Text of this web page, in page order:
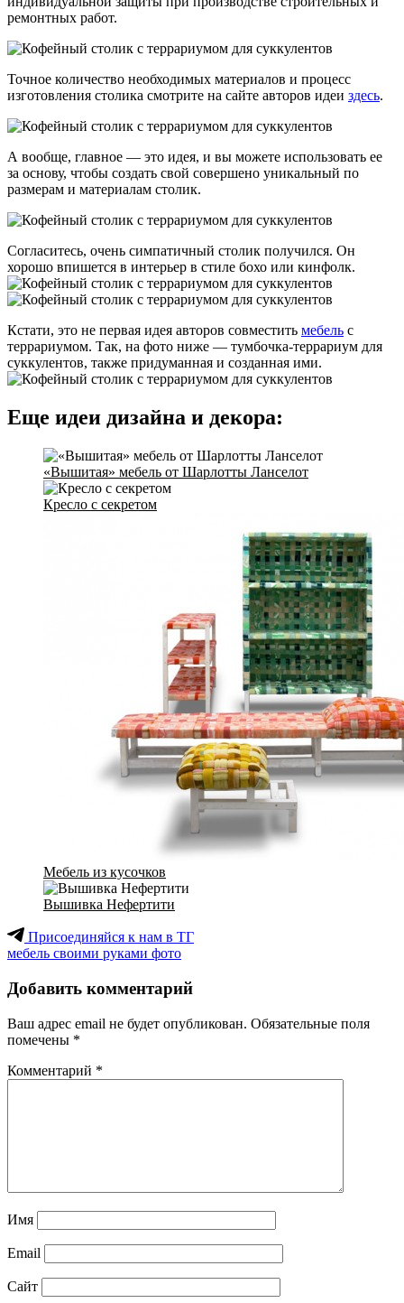
ремонтных работ.
Точное количество необходимых материалов и процесс
изготовления столика смотрите на сайте авторов идеи здесь.
А вообще, главное — это идея, и вы можете использовать ее
за основу, чтобы создать свой совершено уникальный по
размерам и материалам столик.
Согласитесь, очень симпатичный столик получился. Он
хорошо впишется в интерьер в стиле бохо или кинфолк.
Кстати, это не первая идея авторов совместить мебель с
террариумом. Так, на фото ниже — тумбочка-террариум для
суккулентов, также придуманная и созданная ими.
Еще идеи дизайна и декора:
«Вышитая» мебель от Шарлотты Ланселот
Кресло с секретом
Мебель из кусочков
Вышивка Нефертити
Присоединяйся к нам в ТГ
мебель своими руками фото
Добавить комментарий
Ваш адрес email не будет опубликован. Обязательные поля
помечены *
Комментарий *
Имя
Email
Сайт